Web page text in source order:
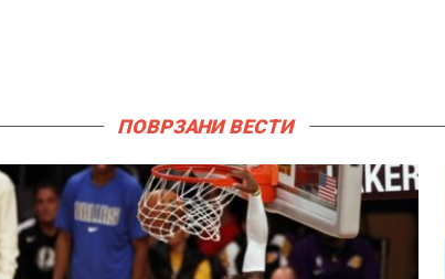
ПОВРЗАНИ ВЕСТИ